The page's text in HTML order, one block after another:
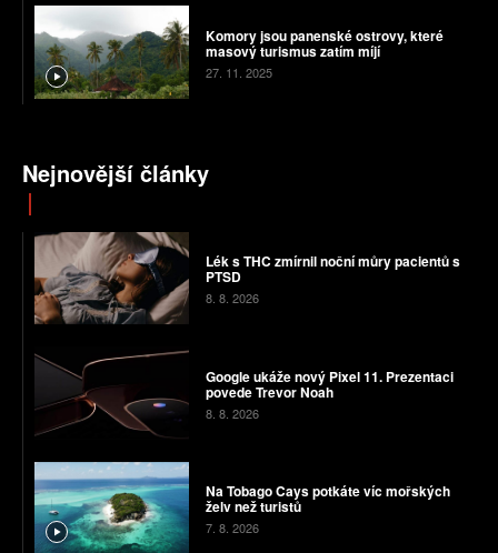
Komory jsou panenské ostrovy, které
masový turismus zatím míjí
27. 11. 2025
Nejnovější články
Lék s THC zmírnil noční můry pacientů s
PTSD
8. 8. 2026
Google ukáže nový Pixel 11. Prezentaci
povede Trevor Noah
8. 8. 2026
Na Tobago Cays potkáte víc mořských
želv než turistů
7. 8. 2026